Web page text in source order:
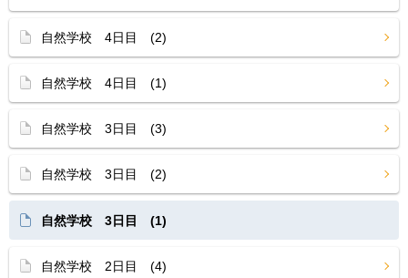
自然学校 4日目 (2)
自然学校 4日目 (1)
自然学校 3日目 (3)
自然学校 3日目 (2)
自然学校 3日目 (1)
自然学校 2日目 (4)